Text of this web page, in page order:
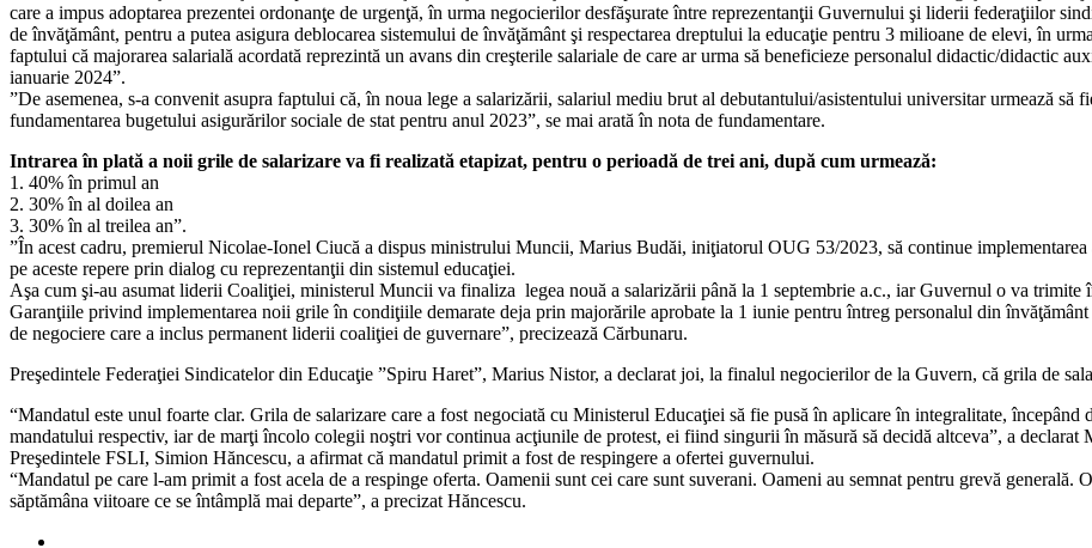
care a impus adoptarea prezentei ordonanţe de urgenţă, în urma negocierilor desfăşurate între reprezentanţii Guvernului şi liderii federaţiilor
de învăţământ, pentru a putea asigura deblocarea sistemului de învăţământ şi respectarea dreptului la educaţie pentru 3 milioane de elevi, în
faptului că majorarea salarială acordată reprezintă un avans din creşterile salariale de care ar urma să beneficieze personalul didactic/didactic
ianuarie 2024”.
”De asemenea, s-a convenit asupra faptului că, în noua lege a salarizării, salariul mediu brut al debutantului/asistentului universitar urmează
fundamentarea bugetului asigurărilor sociale de stat pentru anul 2023”, se mai arată în nota de fundamentare.
Intrarea în plată a noii grile de salarizare va fi realizată etapizat, pentru o perioadă de trei ani, după cum urmează:
1. 40% în primul an
2. 30% în al doilea an
3. 30% în al treilea an”.
”În acest cadru, premierul Nicolae-Ionel Ciucă a dispus ministrului Muncii, Marius Budăi, iniţiatorul OUG 53/2023, să continue
pe aceste repere prin dialog cu reprezentanţii din sistemul educaţiei.
Aşa cum şi-au asumat liderii Coaliţiei, ministerul Muncii va finaliza legea nouă a salarizării până la 1 septembrie a.c., iar Guvernul o va
Garanţiile privind implementarea noii grile în condiţiile demarate deja prin majorările aprobate la 1 iunie pentru întreg personalul din
de negociere care a inclus permanent liderii coaliţiei de guvernare”, precizează Cărbunaru.
Preşedintele Federaţiei Sindicatelor din Educaţie ”Spiru Haret”, Marius Nistor, a declarat joi, la finalul negocierilor de la Guvern, că grila de
“Mandatul este unul foarte clar. Grila de salarizare care a fost negociată cu Ministerul Educaţiei să fie pusă în aplicare în integralitate,
mandatului respectiv, iar de marţi încolo colegii noştri vor continua acţiunile de protest, ei fiind singurii în măsură să decidă altceva”, a declarat
Preşedintele FSLI, Simion Hăncescu, a afirmat că mandatul primit a fost de respingere a ofertei guvernului.
“Mandatul pe care l-am primit a fost acela de a respinge oferta. Oamenii sunt cei care sunt suverani. Oameni au semnat pentru grevă generală.
săptămâna viitoare ce se întâmplă mai departe”, a precizat Hăncescu.